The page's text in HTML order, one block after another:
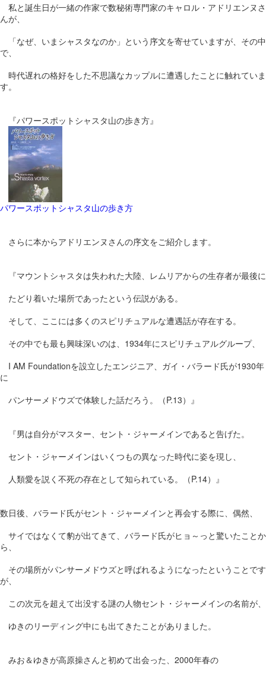
私と誕生日が一緒の作家で数秘術専門家のキャロル・アドリエンヌさ
んが、
「なぜ、いまシャスタなのか」という序文を寄せていますが、その中
で、
時代遅れの格好をした不思議なカップルに遭遇したことに触れていま
す。
『パワースポットシャスタ山の歩き方』
パワースポットシャスタ山の歩き方
さらに本からアドリエンヌさんの序文をご紹介します。
『マウントシャスタは失われた大陸、レムリアからの生存者が最後に
たどり着いた場所であったという伝説がある。
そして、ここには多くのスピリチュアルな遭遇話が存在する。
その中でも最も興味深いのは、1934年にスピリチュアルグループ、
I AM Foundationを設立したエンジニア、ガイ・バラード氏が1930年
に
パンサーメドウズで体験した話だろう。（P.13）』
『男は自分がマスター、セント・ジャーメインであると告げた。
セント・ジャーメインはいくつもの異なった時代に姿を現し、
人類愛を説く不死の存在として知られている。（P.14）』
数日後、バラード氏がセント・ジャーメインと再会する際に、偶然、
サイではなくて豹が出てきて、バラード氏がヒョ～っと驚いたことか
ら、
その場所がパンサーメドウズと呼ばれるようになったということです
が、
この次元を超えて出没する謎の人物セント・ジャーメインの名前が、
ゆきのリーディング中にも出てきたことがありました。
みお＆ゆきが高原操さんと初めて出会った、2000年春の